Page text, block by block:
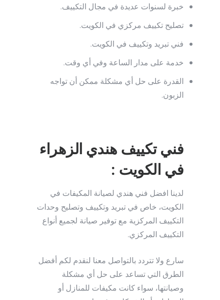
خبرة لسنوات عديدة في مجال التكييف.
تصليح تكييف مركزي في الكويت.
فني تبريد وتكييف في الكويت.
خدمة على مدار الساعة وفي أي وقت.
القدرة على حل أي مشكلة ممكن أن تواجه
الزبون.
فني تكييف هندي الزهراء
في الكويت :
لدينا افضل فني هندي لصيانة المكيفات في
الكويت، خاص في تبريد وتكييف وتصليح وحدات
التكييف المركزية مع توفير صيانة لجميع أنواع
التكييف المركزي.
سارع ولا تتردد بالتواصل معنا لنقدم لكم أفضل
الطرق التي تساعد على حل أي مشكلة
وصيانتها، سواء كانت مكيفات للمنازل أو